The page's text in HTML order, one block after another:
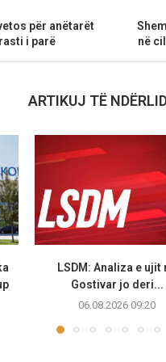
për anëtarët
i parë
në
ARTIKUJ TË
LSDM: Analiza e ujit
Gostivar jo deri...
06.08.2026 09:20